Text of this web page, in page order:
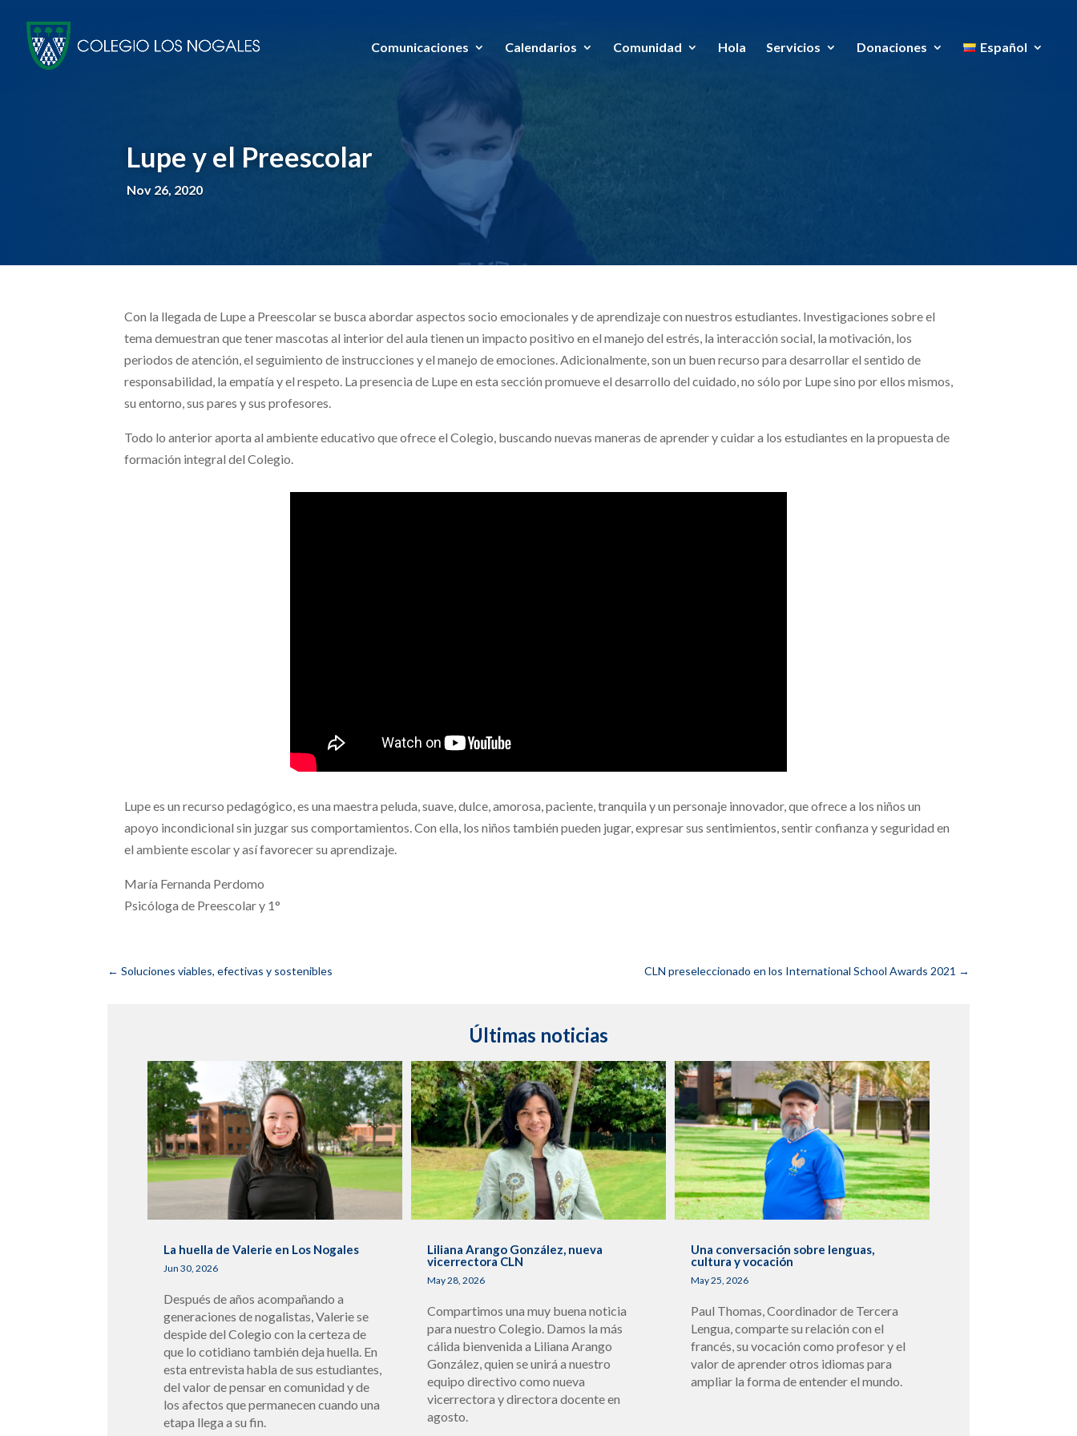
Comunicaciones Calendarios Comunidad Hola Servicios Donaciones Español
Lupe y el Preescolar
Nov 26, 2020
Con la llegada de Lupe a Preescolar se busca abordar aspectos socio emocionales y de aprendizaje con nuestros estudiantes. Investigaciones sobre el
tema demuestran que tener mascotas al interior del aula tienen un impacto positivo en el manejo del estrés, la interacción social, la motivación, los
periodos de atención, el seguimiento de instrucciones y el manejo de emociones. Adicionalmente, son un buen recurso para desarrollar el sentido de
responsabilidad, la empatía y el respeto. La presencia de Lupe en esta sección promueve el desarrollo del cuidado, no sólo por Lupe sino por ellos mismos,
su entorno, sus pares y sus profesores.
Todo lo anterior aporta al ambiente educativo que ofrece el Colegio, buscando nuevas maneras de aprender y cuidar a los estudiantes en la propuesta de
formación integral del Colegio.
Lupe es un recurso pedagógico, es una maestra peluda, suave, dulce, amorosa, paciente, tranquila y un personaje innovador, que ofrece a los niños un
apoyo incondicional sin juzgar sus comportamientos. Con ella, los niños también pueden jugar, expresar sus sentimientos, sentir confianza y seguridad en
el ambiente escolar y así favorecer su aprendizaje.
María Fernanda Perdomo
Psicóloga de Preescolar y 1°
←Soluciones viables, efectivas y sostenibles CLN preseleccionado en los International School Awards 2021 →
Últimas noticias
La huella de Valerie en Los Nogales
Jun 30, 2026
Después de años acompañando a
generaciones de nogalistas, Valerie se
despide del Colegio con la certeza de
que lo cotidiano también deja huella. En
esta entrevista habla de sus estudiantes,
del valor de pensar en comunidad y de
los afectos que permanecen cuando una
etapa llega a su fin.
Liliana Arango González, nueva
vicerrectora CLN
May 28, 2026
Compartimos una muy buena noticia
para nuestro Colegio. Damos la más
cálida bienvenida a Liliana Arango
González, quien se unirá a nuestro
equipo directivo como nueva
vicerrectora y directora docente en
agosto.
Una conversación sobre lenguas,
cultura y vocación
May 25, 2026
Paul Thomas, Coordinador de Tercera
Lengua, comparte su relación con el
francés, su vocación como profesor y el
valor de aprender otros idiomas para
ampliar la forma de entender el mundo.